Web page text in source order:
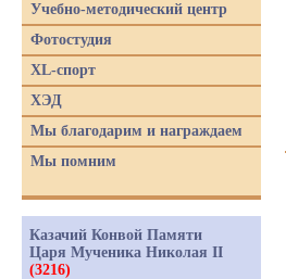
Учебно-методический центр
Фотостудия
XL-спорт
ХЭД
Мы благодарим и награждаем
Мы помним
Казачий Конвой Памяти
Царя Мученика Николая II
(3216)